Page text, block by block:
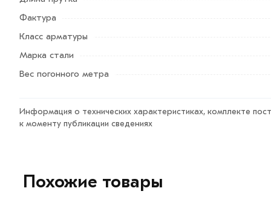
Возврат купленного товарa в течение 7 дней (наличие
Фактура
Класс арматуры
Марка стали
Вес погонного метра
Информация о технических характеристиках, комплекте
к моменту публикации сведениях
Похожие товары